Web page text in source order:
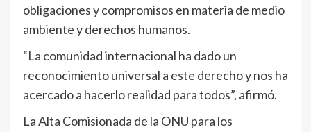
obligaciones y compromisos en materia de medio
ambiente y derechos humanos.
“La comunidad internacional ha dado un
reconocimiento universal a este derecho y nos ha
acercado a hacerlo realidad para todos”, afirmó.
La Alta Comisionada de la ONU para los